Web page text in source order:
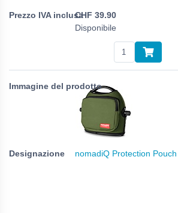
CHF 39.90
Disponibile
nomadiQ Protection